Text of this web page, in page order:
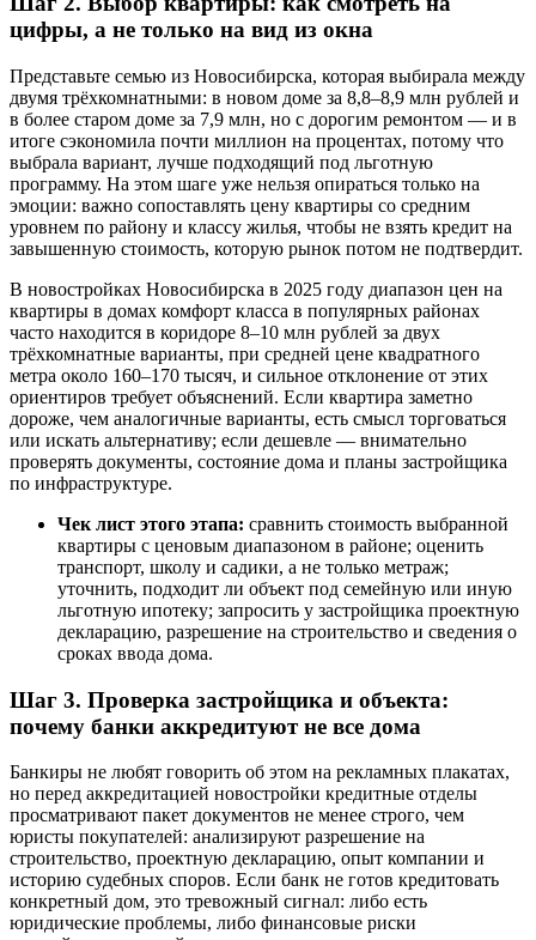
цифры, а не только на вид из окна
Представьте семью из Новосибирска, которая выбирала между
двумя трёхкомнатными: в новом доме за 8,8–8,9 млн рублей и
в более старом доме за 7,9 млн, но с дорогим ремонтом — и в
итоге сэкономила почти миллион на процентах, потому что
выбрала вариант, лучше подходящий под льготную
программу. На этом шаге уже нельзя опираться только на
эмоции: важно сопоставлять цену квартиры со средним
уровнем по району и классу жилья, чтобы не взять кредит на
завышенную стоимость, которую рынок потом не подтвердит.
В новостройках Новосибирска в 2025 году диапазон цен на
квартиры в домах комфорт класса в популярных районах
часто находится в коридоре 8–10 млн рублей за двух
трёхкомнатные варианты, при средней цене квадратного
метра около 160–170 тысяч, и сильное отклонение от этих
ориентиров требует объяснений. Если квартира заметно
дороже, чем аналогичные варианты, есть смысл торговаться
или искать альтернативу; если дешевле — внимательно
проверять документы, состояние дома и планы застройщика
по инфраструктуре.
Чек лист этого этапа: сравнить стоимость выбранной
квартиры с ценовым диапазоном в районе; оценить
транспорт, школу и садики, а не только метраж;
уточнить, подходит ли объект под семейную или иную
льготную ипотеку; запросить у застройщика проектную
декларацию, разрешение на строительство и сведения о
сроках ввода дома.
Шаг 3. Проверка застройщика и объекта:
почему банки аккредитуют не все дома
Банкиры не любят говорить об этом на рекламных плакатах,
но перед аккредитацией новостройки кредитные отделы
просматривают пакет документов не менее строго, чем
юристы покупателей: анализируют разрешение на
строительство, проектную декларацию, опыт компании и
историю судебных споров. Если банк не готов кредитовать
конкретный дом, это тревожный сигнал: либо есть
юридические проблемы, либо финансовые риски